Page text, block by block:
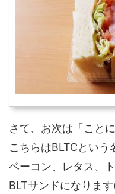
さて、お次は「こと
こちらはBLTCという
ベーコン、レタス、
BLTサンドになりま